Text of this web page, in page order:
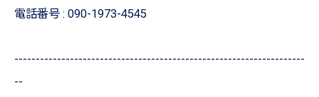
電話番号 : 090-1973-4545
--------------------------------------------------------------------
--